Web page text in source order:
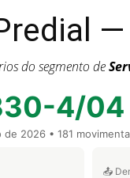
do segmento de
4/04
de 2026 • 181
📤